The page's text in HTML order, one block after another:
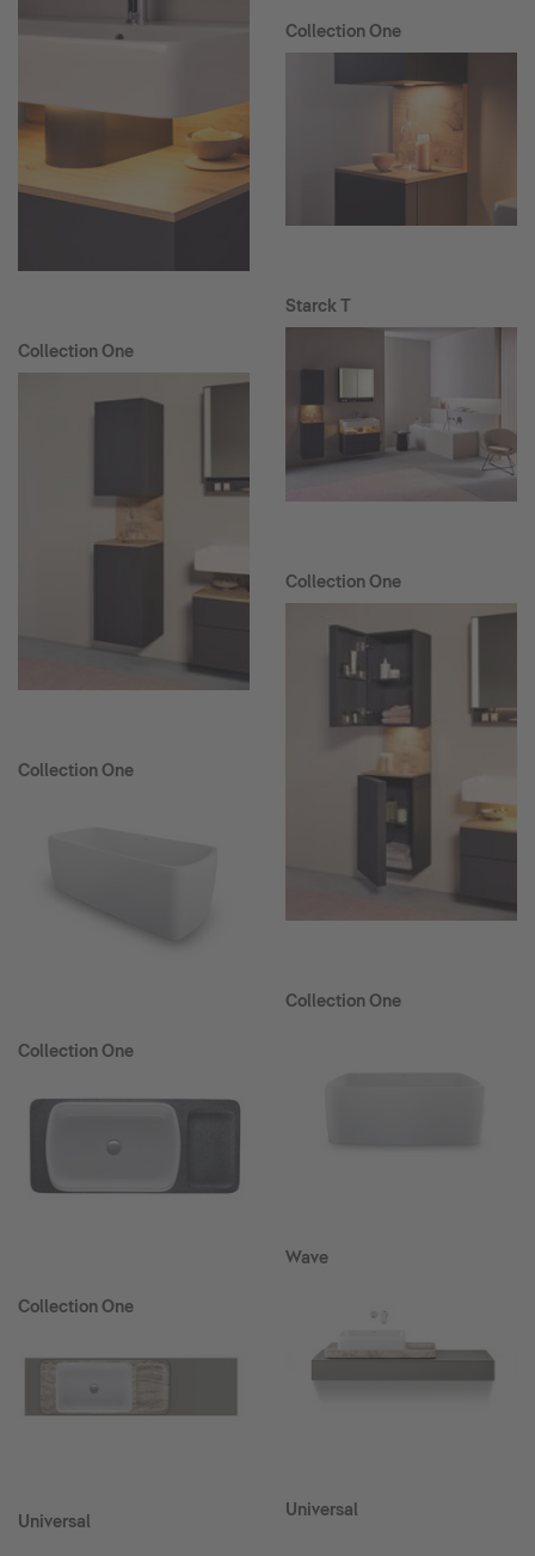
Collection One
Collection One
Collection One
Collection One
Universal
Collection One
Starck T
Collection One
Collection One
Wave
Universal